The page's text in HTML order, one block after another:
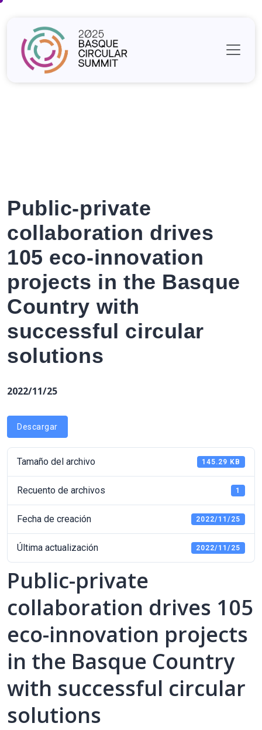
Skip
Public-private
collaboration drives
105 eco-innovation
projects in the Basque
Country with
successful circular
solutions
2022/11/25
Descargar
Tamaño del archivo 145.29 KB
Recuento de archivos 1
Fecha de creación 2022/11/25
Última actualización 2022/11/25
Public-private
collaboration drives 105
eco-innovation projects
in the Basque Country
with successful circular
solutions